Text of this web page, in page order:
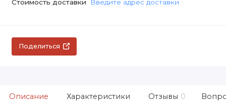
Стоимость доставки Введите адрес доставки
Поделиться
Описание Характеристики Отзывы 0